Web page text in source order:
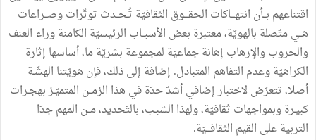
اقتناعهم بــأن انتهـــاكات الحقـــوق الثقافيّة تُـحــدث توتّراتوصــراعات
هــيمتّصلة بالهويّة،معتبرة بعض الأسبــاب الرئيسيّة الكامنةوراء العنف
والحروبوالإرهاب إهانةجماعيّة لمجموعة بشريّةما،أساسها إثارة
الكراهيّةوعدم التفاهم المتبادل. إضافة إلىذلك،فإن هويّتنا الهشّـة
أصلا،تتعرّض لاختبارإضافيأشدّحدّةفي هذا الزمــن المتميّـزبهجـرات
كبيـرةوبمواجهات ثقافيّة،ولهذا السّبـب،بالتّحديد،مــن المهمجدّا
التربيةعلى القيم الثقافـــيّة.